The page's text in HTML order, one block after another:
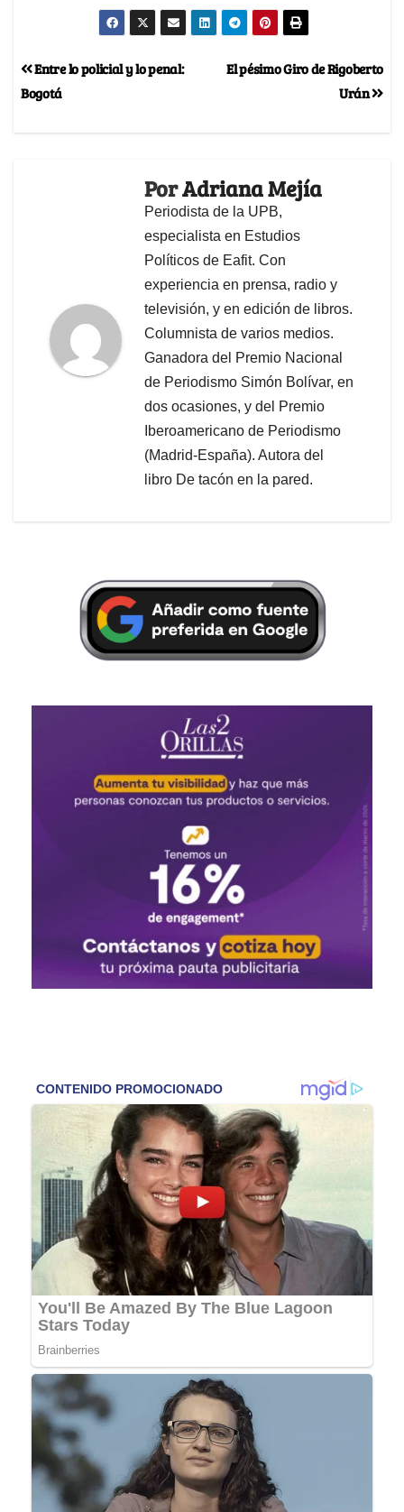
El pésimo Giro de Rigoberto
Urán
Entre lo policial y lo penal:
Bogotá
PorAdriana Mejía
Periodista de la UPB,
especialista en Estudios
Políticos de Eafit. Con
experiencia en prensa, radio y
televisión, y en edición de libros.
Columnista de varios medios.
Ganadora del Premio Nacional
de Periodismo Simón Bolívar, en
dos ocasiones, y del Premio
Iberoamericano de Periodismo
(Madrid-España). Autora del
libro De tacón en la pared.